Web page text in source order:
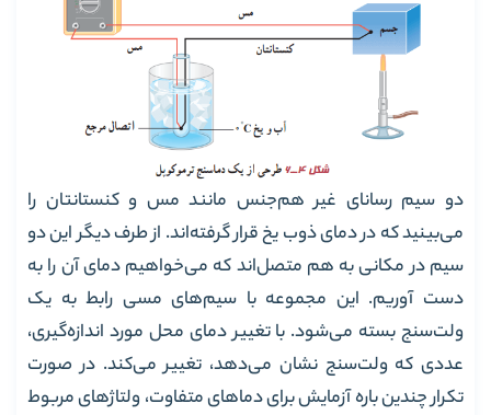
دو سیم رسانای غیر هم‌جنس مانند مس و کنستانتان را
می‌بینید که در دمای ذوب یخ قرار گرفته‌اند. از طرف دیگر این دو
سیم در مکانی به هم متصل‌اند که می‌خواهیم دمای آن را به
دست آوریم. این مجموعه با سیم‌های مسی رابط به یک
ولت‌سنج بسته‌ می‌شود. با تغییر دمای محل مورد اندازه‌گیری،
عددی که ولت‌سنج نشان می‌دهد، تغییر می‌کند. در صورت
تکرار چندین باره‌ آزمایش برای دماهای متفاوت، ولتاژهای مربوط